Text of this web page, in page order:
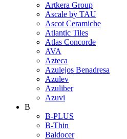
Artkera Group
Ascale by TAU
Ascot Ceramiche
Atlantic Tiles
Atlas Concorde
AVA
Azteca
Azulejos Benadresa
Azulev
Azuliber
Azuvi
B
B-PLUS
B-Thin
Baldocer